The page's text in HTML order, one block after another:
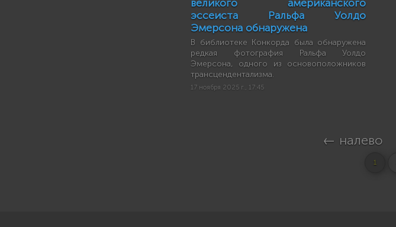
великого американского
эссеиста Ральфа Уолдо
Эмерсона обнаружена
В библиотеке Конкорда была обнаружена
редкая фотография Ральфа Уолдо
Эмерсона, одного из основоположников
трансцендентализма.
17 ноября 2025 г., 17:45
← налево
1